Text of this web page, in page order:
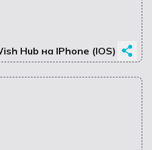
Hub на IPhone (IOS)